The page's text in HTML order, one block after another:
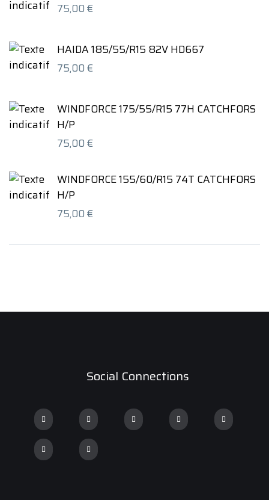
75,00€
HAIDA 185/55/R15 82V HD667
75,00€
WINDFORCE 175/55/R15 77H CATCHFORS
H/P
75,00€
WINDFORCE 155/60/R15 74T CATCHFORS
H/P
75,00€
Social Connections